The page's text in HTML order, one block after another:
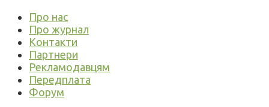
Про нас
Про журнал
Контакти
Партнери
Рекламодавцям
Передплата
Форум